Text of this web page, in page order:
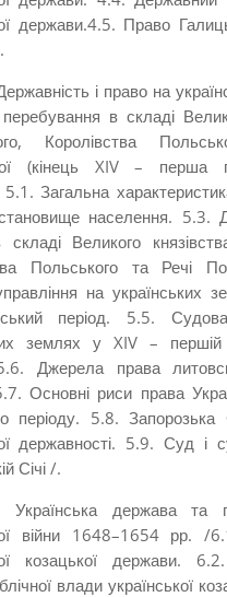
дер­жави.4.5. Право
і право на
в складі
Королівства
(кінець XIV – перша
5.1. Загальна
населення. 5.3.
складі Великого
Польського та Речі
на українських
період. 5.5.
землях у XIV – першій
Джерела права
Основні риси права
періоду. 5.8.
державності. 5.9. Суд і
Січі /.
держава та
війни 1648–1654 рр. /
козацької держави.
влади україн­ської